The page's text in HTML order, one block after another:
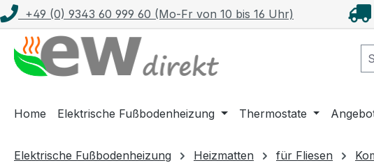
Hauptinhalt springen
Zur Suche springen
Zur Hauptnavigation springen
+49 (0) 9343 60 999 60 (Mo-Fr von 10 bis 16 Uhr)
Home Elektrische Fußbodenheizung Thermostate
Elektrische Fußbodenheizung Heizmatten für Fliesen